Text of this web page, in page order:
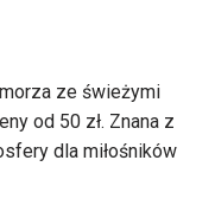
ze świeżymi
od 50 zł. Znana z
dla miłośników